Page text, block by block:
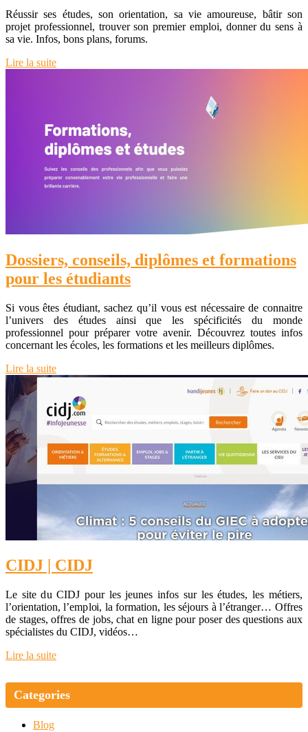
Réussir ses études, son orientation, sa vie amoureuse, bâtir son
projet professionnel, trouver son premier emploi, donner du sens à
sa vie. Infos, bons plans, forums.
Lire la suite
Dossiers, conseils, diplômes et formations
pour les étudiants
Si vous êtes étudiant, sachez qu’il vous est nécessaire de connaitre
l’univers des études ainsi que les spécificités du monde
professionnel pour préparer votre avenir. Découvrez toutes infos
concernant les écoles, les formations et les meilleurs diplômes.
Lire la suite
CIDJ | CIDJ
Le site du CIDJ pour les jeunes infos sur les études, les métiers,
l’orientation, l’emploi, la formation, les séjours à l’étranger… Offres
de stages, offres de jobs, chat en ligne pour poser des questions aux
spécialistes du CIDJ, vidéos…
Lire la suite
Categories
Blog